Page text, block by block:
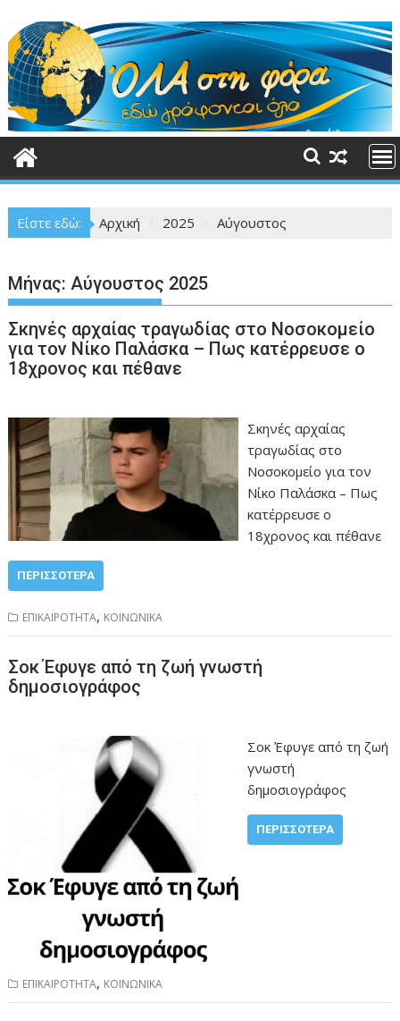
στο
περιεχόμενο
Είστε εδώ: Αρχική 2025 Αύγουστος
Μήνας:Αύγουστος 2025
Σκηνές αρχαίας τραγωδίας στο Νοσοκομείο
για τον Νίκο Παλάσκα – Πως κατέρρευσε ο
18χρονος και πέθανε
Σκηνές αρχαίας
τραγωδίας στο
Νοσοκομείο για τον
Νίκο Παλάσκα – Πως
κατέρρευσε ο
18χρονος και πέθανε
ΠΕΡΙΣΣΌΤΕΡΑ
ΕΠΙΚΑΙΡΟΤΗΤΑ, ΚΟΙΝΩΝΙΚΑ
Σοκ Έφυγε από τη ζωή γνωστή
δημοσιογράφος
Σοκ Έφυγε από τη ζωή
γνωστή
δημοσιογράφος
ΠΕΡΙΣΣΌΤΕΡΑ
ΕΠΙΚΑΙΡΟΤΗΤΑ, ΚΟΙΝΩΝΙΚΑ